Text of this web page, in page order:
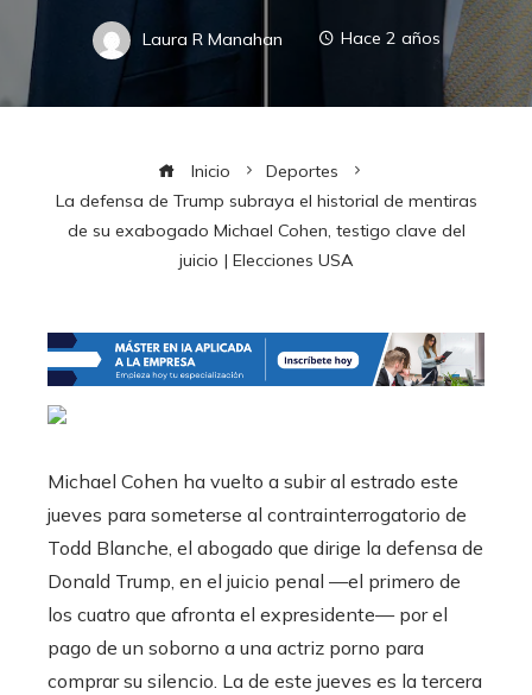
Laura R Manahan Hace 2 años
Inicio
Deportes
La defensa de Trump subraya el historial de mentiras
de su exabogado Michael Cohen, testigo clave del
juicio | Elecciones USA
Michael Cohen ha vuelto a subir al estrado este
jueves para someterse al contrainterrogatorio de
Todd Blanche, el abogado que dirige la defensa de
Donald Trump, en el juicio penal —el primero de
los cuatro que afronta el expresidente— por el
pago de un soborno a una actriz porno para
comprar su silencio. La de este jueves es la tercera